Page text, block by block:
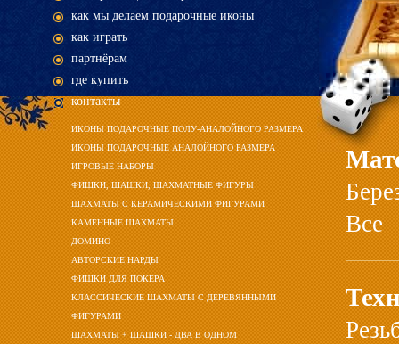
как мы делаем подарочные иконы
как играть
партнёрам
где купить
контакты
ИКОНЫ ПОДАРОЧНЫЕ ПОЛУ-АНАЛОЙНОГО РАЗМЕРА
ИКОНЫ ПОДАРОЧНЫЕ АНАЛОЙНОГО РАЗМЕРА
ИГРОВЫЕ НАБОРЫ
ФИШКИ, ШАШКИ, ШАХМАТНЫЕ ФИГУРЫ
ШАХМАТЫ С КЕРАМИЧЕСКИМИ ФИГУРАМИ
КАМЕННЫЕ ШАХМАТЫ
ДОМИНО
АВТОРСКИЕ НАРДЫ
ФИШКИ ДЛЯ ПОКЕРА
КЛАССИЧЕСКИЕ ШАХМАТЫ С ДЕРЕВЯННЫМИ
ФИГУРАМИ
ШАХМАТЫ + ШАШКИ - ДВА В ОДНОМ
Все